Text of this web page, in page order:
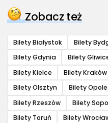
Zobacz też
Bilety Białystok Bilety
Bilety Gdynia
Bilety
Bilety Kielce
Bilety Kraków
Bilety Olsztyn
Bilety Opole
Bilety Rzeszów
Bilety
Bilety Toruń
Bilety